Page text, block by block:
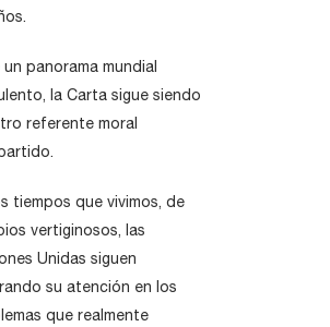
panorama mundial
la Carta sigue siendo
referente moral
tiempos que vivimos, de
vertiginosos, las
Unidas siguen
su atención en los
que realmente